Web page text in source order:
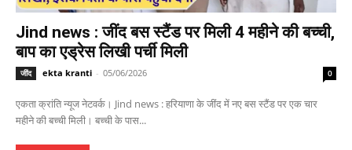
Jind news : जींद बस स्टैंड पर मिली 4 महीने की बच्ची,
बाप का एड्रेस लिखी पर्ची मिली
जींद ekta kranti - 05/06/2026 0
एकता क्रांति न्यूज नेटवर्क। Jind news : हरियाणा के जींद में नए बस स्टैंड पर एक चार
महीने की बच्ची मिली। बच्ची के पास...